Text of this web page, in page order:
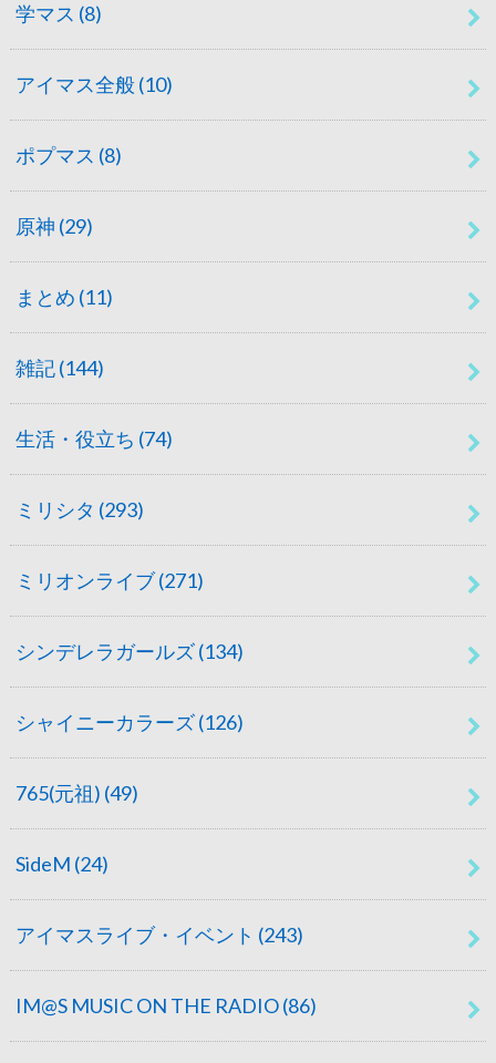
学マス (8)
アイマス全般 (10)
ポプマス (8)
原神 (29)
まとめ (11)
雑記(144)
生活・役立ち (74)
ミリシタ (293)
ミリオンライブ(271)
シンデレラガールズ(134)
シャイニーカラーズ(126)
765(元祖) (49)
SideM (24)
アイマスライブ・イベント (243)
IM@S MUSIC ON THE RADIO(86)